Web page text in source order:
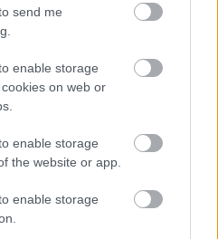
send me
enable storage
on web or
enable storage
the website or app.
enable storage
u Black Knife oklop bori
osvetljenim ruševinama
Akvadukt.
za više informacija i veće